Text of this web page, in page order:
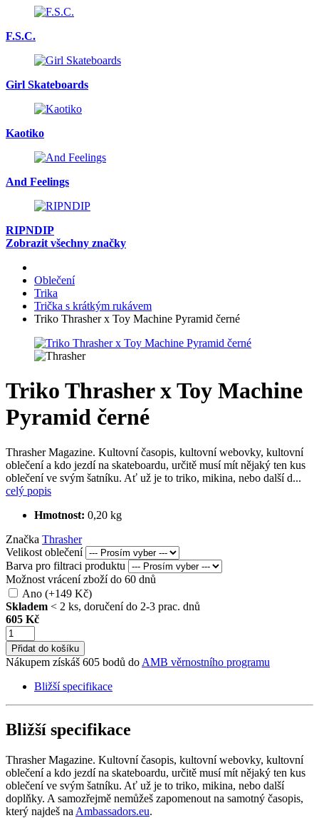
F.S.C.
Girl Skateboards
Kaotiko
And Feelings
RIPNDIP
Zobrazit všechny značky
Oblečení
Trika
Trička s krátkým rukávem
Triko Thrasher x Toy Machine Pyramid černé
Triko Thrasher x Toy Machine
Pyramid černé
Thrasher Magazine. Kultovní časopis, kultovní webovky, kultovní
oblečení a kdo jezdí na skateboardu, určitě musí mít nějaký ten kus
oblečení ve svým šatníku. Ať už je to triko, mikina, nebo další d...
celý popis
Hmotnost: 0,20 kg
Značka Thrasher
Velikost oblečení
Barva pro filtraci produktu
Možnost vrácení zboží do 60 dnů
Ano (+149 Kč)
Skladem < 2 ks, doručení do 2-3 prac. dnů
605 Kč
Přidat do košíku
Nákupem získáš 605 bodů do AMB věrnostního programu
Bližší specifikace
Bližší specifikace
Thrasher Magazine. Kultovní časopis, kultovní webovky, kultovní
oblečení a kdo jezdí na skateboardu, určitě musí mít nějaký ten kus
oblečení ve svým šatníku. Ať už je to triko, mikina, nebo další
doplňky. A samozřejmě nemůžeš zapomenout na samotný časopis,
který najdeš na Ambassadors.eu.